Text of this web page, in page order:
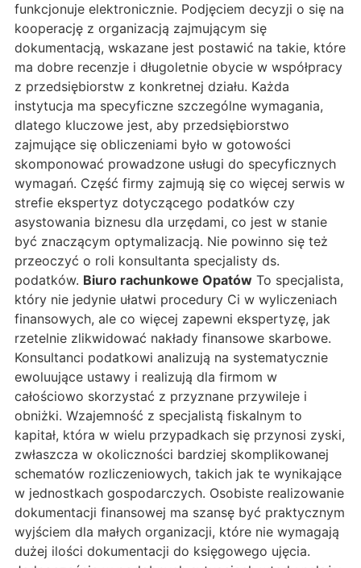
funkcjonuje elektronicznie. Podjęciem decyzji o się na
kooperację z organizacją zajmującym się
dokumentacją, wskazane jest postawić na takie, które
ma dobre recenzje i długoletnie obycie w współpracy
z przedsiębiorstw z konkretnej działu. Każda
instytucja ma specyficzne szczególne wymagania,
dlatego kluczowe jest, aby przedsiębiorstwo
zajmujące się obliczeniami było w gotowości
skomponować prowadzone usługi do specyficznych
wymagań. Część firmy zajmują się co więcej serwis w
strefie ekspertyz dotyczącego podatków czy
asystowania biznesu dla urzędami, co jest w stanie
być znaczącym optymalizacją. Nie powinno się też
przeoczyć o roli konsultanta specjalisty ds.
podatków. Biuro rachunkowe Opatów To specjalista,
który nie jedynie ułatwi procedury Ci w wyliczeniach
finansowych, ale co więcej zapewni ekspertyzę, jak
rzetelnie zlikwidować nakłady finansowe skarbowe.
Konsultanci podatkowi analizują na systematycznie
ewoluujące ustawy i realizują dla firmom w
całościowo skorzystać z przyznane przywileje i
obniżki. Wzajemność z specjalistą fiskalnym to
kapitał, która w wielu przypadkach się przynosi zyski,
zwłaszcza w okoliczności bardziej skomplikowanej
schematów rozliczeniowych, takich jak te wynikające
w jednostkach gospodarczych. Osobiste realizowanie
dokumentacji finansowej ma szansę być praktycznym
wyjściem dla małych organizacji, które nie wymagają
dużej ilości dokumentacji do księgowego ujęcia.